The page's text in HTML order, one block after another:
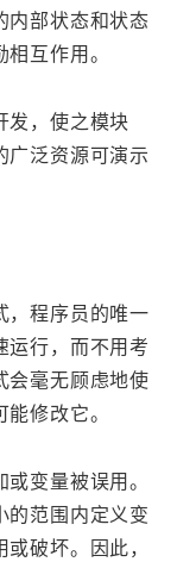
内部状态和状态
互作用。
发，使之模块
广泛资源可演示
，程序员的唯一
运行，而不用考
会毫无顾虑地使
修改它。
变量被误用。
的范围内定义变
破坏。因此，